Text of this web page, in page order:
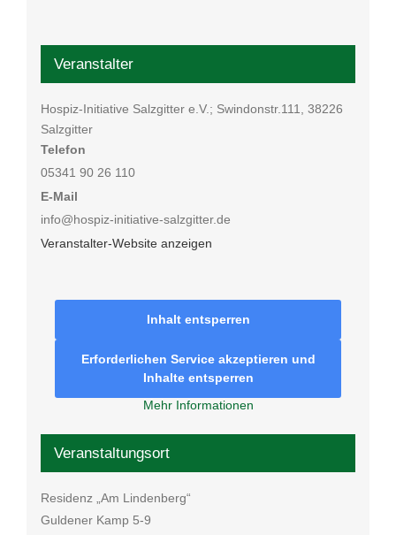
Veranstalter
Hospiz-Initiative Salzgitter e.V.; Swindonstr.111, 38226
Salzgitter
Telefon
05341 90 26 110
E-Mail
info@hospiz-initiative-salzgitter.de
Veranstalter-Website anzeigen
Veranstaltungsort
Residenz „Am Lindenberg“
Guldener Kamp 5-9
Inhalt entsperren
Erforderlichen Service akzeptieren und
Inhalte entsperren
Mehr Informationen